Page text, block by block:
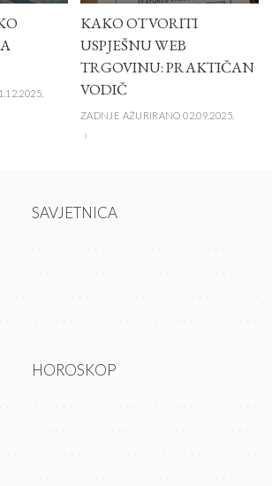
KAKO OTVORITI
USPJEŠNU WEB
TRGOVINU: PRAKTIČAN
VODIČ
ZADNJE AŽURIRANO 02.09.2025.
SAVJETNICA
HOROSKOP